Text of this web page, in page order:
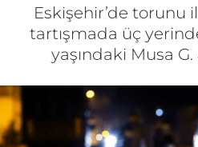
Eskişehir’de torunu
tartışmada üç
yaşındaki Musa G.
SAĞLIK
EĞİTİM
SPOR
MAGAZİN
Haber Arşivi